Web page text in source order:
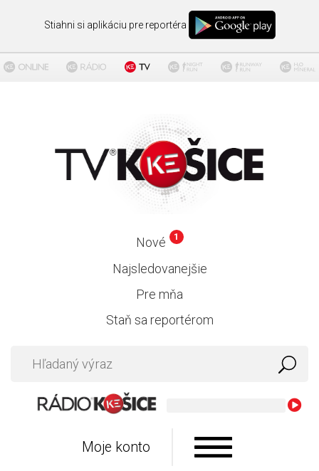
Stiahni si aplikáciu pre reportéra
Nové 1
Najsledovanejšie
Pre mňa
Staň sa reportérom
Moje konto